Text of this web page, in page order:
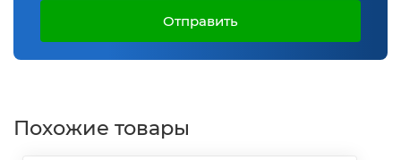
Отправить
Похожие товары